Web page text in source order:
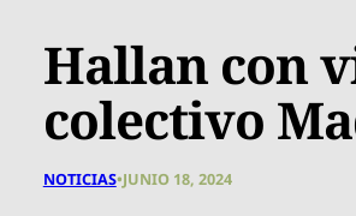
Hallan con
colectivo
NOTICIAS•JUNIO 18, 2024